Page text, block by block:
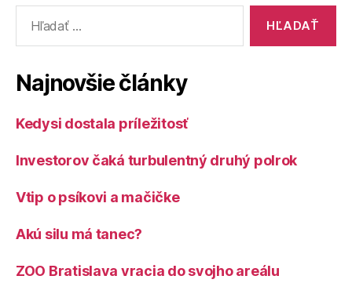
Najnovšie články
Kedysi dostala príležitosť
Investorov čaká turbulentný druhý polrok
Vtip o psíkovi a mačičke
Akú silu má tanec?
ZOO Bratislava vracia do svojho areálu